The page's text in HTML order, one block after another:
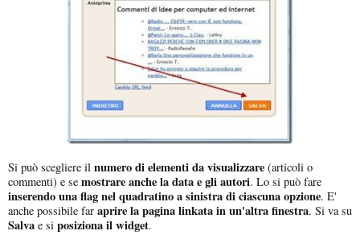
Si può scegliere il numero di elementi da visualizzare (articoli o
commenti) e se mostrare anche la data e gli autori. Lo si può fare
inserendo una flag nel quadratino a sinistra di ciascuna opzione. E'
anche possibile far aprire la pagina linkata in un'altra finestra. Si va su
Salva e si posiziona il widget.